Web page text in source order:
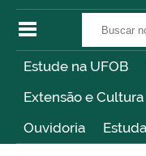
Estude na UFOB
Extensão e Cultura
Ouvidoria